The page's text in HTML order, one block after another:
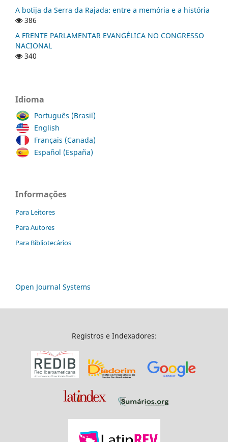
A botija da Serra da Rajada: entre a memória e a história
386
A FRENTE PARLAMENTAR EVANGÉLICA NO CONGRESSO
NACIONAL
340
Idioma
Português (Brasil)
English
Français (Canada)
Español (España)
Informações
Para Leitores
Para Autores
Para Bibliotecários
Open Journal Systems
Registros e Indexadores: